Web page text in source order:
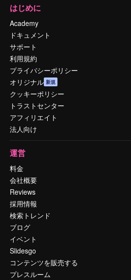
はじめに
Academy
ドキュメント
サポート
利用規約
プライバシーポリシー
オリジナル 新規
クッキーポリシー
トラストセンター
アフィリエイト
法人向け
運営
料金
会社概要
Reviews
採用情報
検索トレンド
ブログ
イベント
Slidesgo
コンテンツを販売する
プレスルーム